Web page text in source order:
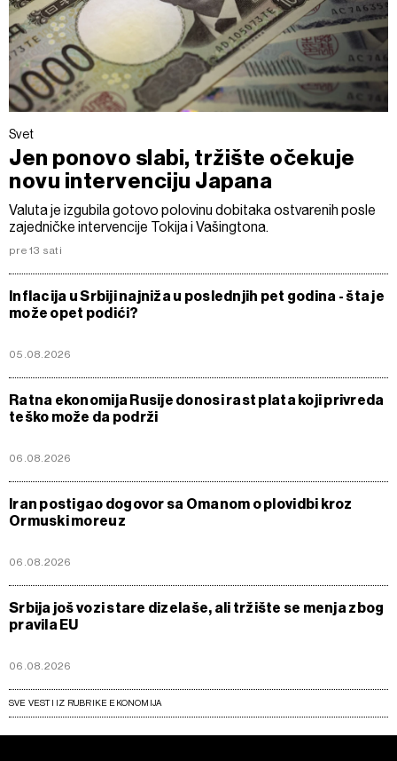
Svet
Jen ponovo slabi, tržište očekuje
novu intervenciju Japana
Valuta je izgubila gotovo polovinu dobitaka ostvarenih posle
zajedničke intervencije Tokija i Vašingtona.
pre 13 sati
Inflacija u Srbiji najniža u poslednjih pet godina - šta je
može opet podići?
05.08.2026
Ratna ekonomija Rusije donosi rast plata koji privreda
teško može da podrži
06.08.2026
Iran postigao dogovor sa Omanom o plovidbi kroz
Ormuski moreuz
06.08.2026
Srbija još vozi stare dizelaše, ali tržište se menja zbog
pravila EU
06.08.2026
SVE VESTI IZ RUBRIKE EKONOMIJA